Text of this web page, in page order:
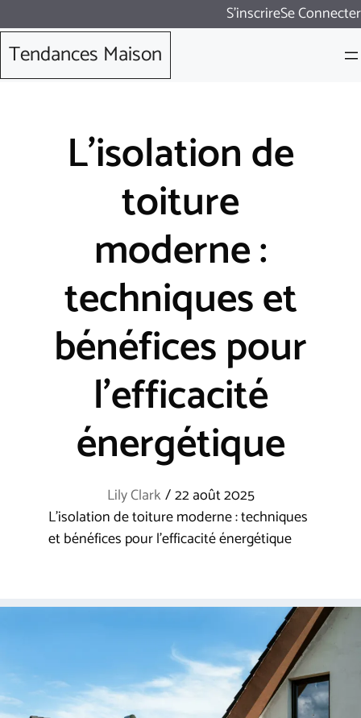
au
contenu
S'inscrireSe Connecter
Tendances Maison
L’isolation de
toiture
moderne :
techniques et
bénéfices pour
l’efficacité
énergétique
Lily Clark/22 août 2025
L’isolation de toiture moderne : techniques
et bénéfices pour l’efficacité énergétique